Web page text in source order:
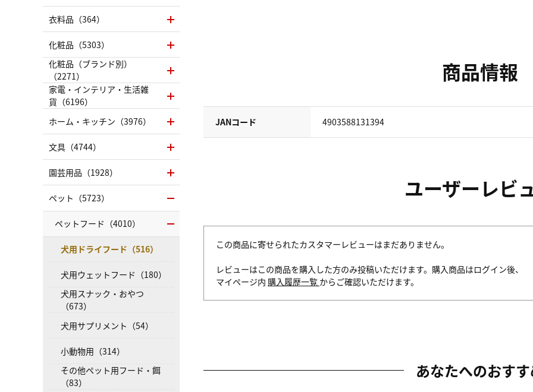
商品情報
JANコード 4903588131394
ユーザーレビ
この商品に寄せられたカスタマーレビューはまだありません。
レビューはこの商品を購入した方のみ投稿いただけます。購入商品はログイン後、
マイページ内 購入履歴一覧 からご確認いただけます。
あなたへのおす
衣料品（364）
化粧品（5303）
化粧品（ブランド別）
（2271）
家電・インテリア・生活雑
貨（6196）
ホーム・キッチン（3976）
文具（4744）
園芸用品（1928）
ペット（5723）
ペットフード（4010）
犬用ドライフード（516）
犬用ウェットフード（180）
犬用スナック・おやつ
（673）
犬用サプリメント（54）
小動物用（314）
その他ペット用フード・餌
（83）